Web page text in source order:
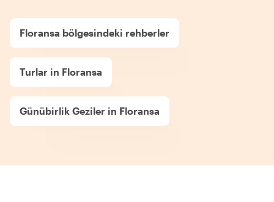
Floransa bölgesindeki rehberler
Turlar in Floransa
Günübirlik Geziler in Floransa